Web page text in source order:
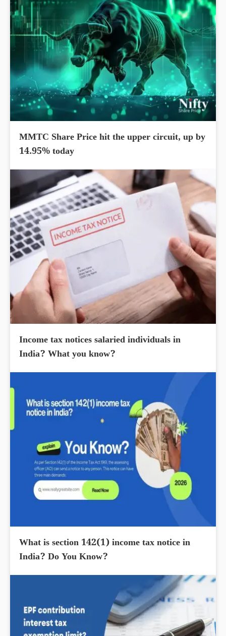
MMTC Share Price hit the upper circuit, up by
14.95% today
Income tax notices salaried individuals in
India? What you know?
What is section 142(1) income tax notice in
India? Do You Know?